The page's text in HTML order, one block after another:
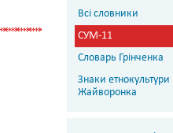
Всі словники
СУМ-11
Словарь Грінченка
Знаки етнокультури
Жайворонка